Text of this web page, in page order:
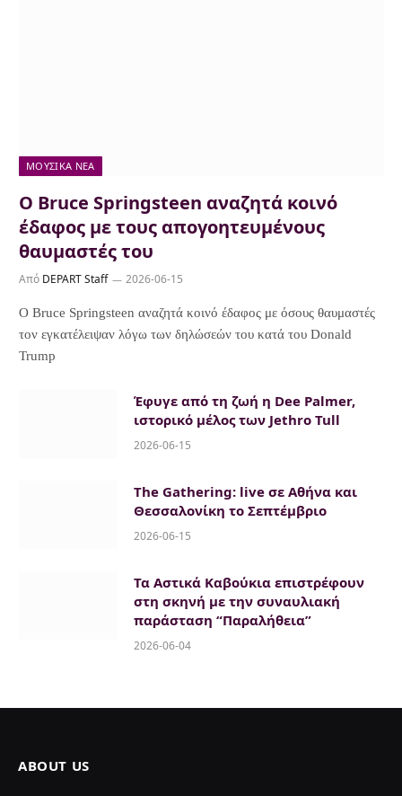
ΜΟΥΣΙΚΆ ΝΈΑ
Ο Bruce Springsteen αναζητά κοινό
έδαφος με τους απογοητευμένους
θαυμαστές του
Από DEPART Staff 2026-06-15
Ο Bruce Springsteen αναζητά κοινό έδαφος με όσους θαυμαστές
τον εγκατέλειψαν λόγω των δηλώσεών του κατά του Donald
Trump
Έφυγε από τη ζωή η Dee Palmer,
ιστορικό μέλος των Jethro Tull
2026-06-15
The Gathering: live σε Αθήνα και
Θεσσαλονίκη το Σεπτέμβριο
2026-06-15
Τα Αστικά Καβούκια επιστρέφουν
στη σκηνή με την συναυλιακή
παράσταση “Παραλήθεια”
2026-06-04
ABOUT US